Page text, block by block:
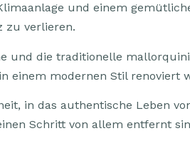
und einem
zu verlieren.
und die traditionelle
einem modernen Stil renoviert
in das authentische Leben
Schritt von allem entfernt